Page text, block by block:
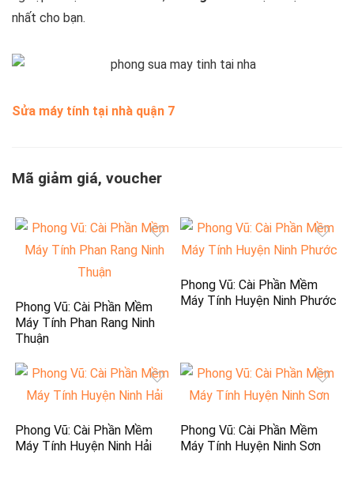
nhất cho bạn.
Sửa máy tính tại nhà quận 7
Mã giảm giá, voucher
Phong Vũ: Cài Phần Mềm
Máy Tính Phan Rang Ninh
Thuận
Phong Vũ: Cài Phần Mềm
Máy Tính Huyện Ninh Phước
Phong Vũ: Cài Phần Mềm
Máy Tính Huyện Ninh Hải
Phong Vũ: Cài Phần Mềm
Máy Tính Huyện Ninh Sơn